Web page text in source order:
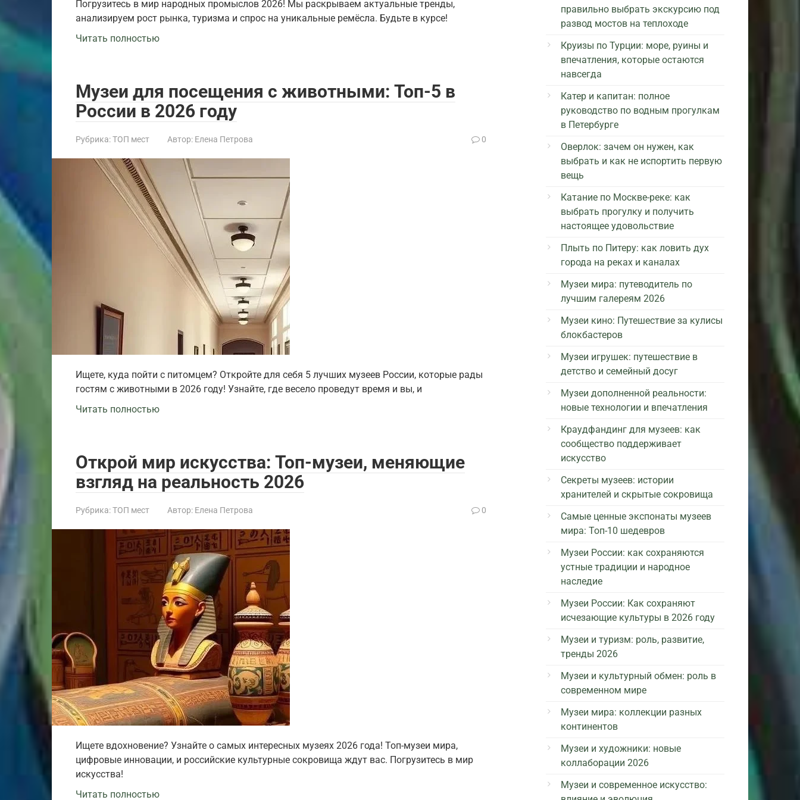
Погрузитесь в мир народных промыслов 2026! Мы раскрываем актуальные тренды,
анализируем рост рынка, туризма и спрос на уникальные ремёсла. Будьте в курсе!
Читать полностью
Музеи для посещения с животными: Топ-5 в
России в 2026 году
Рубрика:ТОП мест Автор: Елена Петрова 0
Ищете, куда пойти с питомцем? Откройте для себя 5 лучших музеев России, которые рады
гостям с животными в 2026 году! Узнайте, где весело проведут время и вы, и
Читать полностью
Открой мир искусства: Топ-музеи, меняющие
взгляд на реальность 2026
Рубрика:ТОП мест Автор: Елена Петрова 0
Ищете вдохновение? Узнайте о самых интересных музеях 2026 года! Топ-музеи мира,
цифровые инновации, и российские культурные сокровища ждут вас. Погрузитесь в мир
искусства!
Читать полностью
правильно выбрать экскурсию под
развод мостов на теплоходе
Круизы по Турции: море, руины и
впечатления, которые остаются
навсегда
Катер и капитан: полное
руководство по водным прогулкам
в Петербурге
Оверлок: зачем он нужен, как
выбрать и как не испортить первую
вещь
Катание по Москве-реке: как
выбрать прогулку и получить
настоящее удовольствие
Плыть по Питеру: как ловить дух
города на реках и каналах
Музеи мира: путеводитель по
лучшим галереям 2026
Музеи кино: Путешествие за кулисы
блокбастеров
Музеи игрушек: путешествие в
детство и семейный досуг
Музеи дополненной реальности:
новые технологии и впечатления
Краудфандинг для музеев: как
сообщество поддерживает
искусство
Секреты музеев: истории
хранителей и скрытые сокровища
Самые ценные экспонаты музеев
мира: Топ-10 шедевров
Музеи России: как сохраняются
устные традиции и народное
наследие
Музеи России: Как сохраняют
исчезающие культуры в 2026 году
Музеи и туризм: роль, развитие,
тренды 2026
Музеи и культурный обмен: роль в
современном мире
Музеи мира: коллекции разных
континентов
Музеи и художники: новые
коллаборации 2026
Музеи и современное искусство: